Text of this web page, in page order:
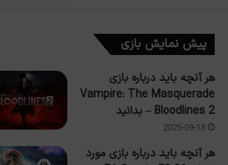
پیش نمایش بازی
هر آنچه باید درباره بازی
Vampire: The Masquerade
– Bloodlines 2 بدانید
2025-09-18
هر آنچه باید درباره بازی مورد